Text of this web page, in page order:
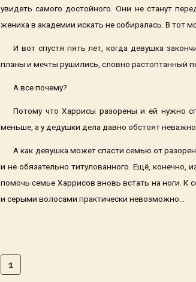
увидеть самого достойного. Они не станут
жениха в академии искать не собиралась. В тот
И вот спустя пять лет, когда девушка
планы и мечты рушились, словно растоптанный
А все почему?
Потому что Харрисы разорены и ей нужно
меньше, а у дедушки дела давно обстоят неважно.
А как девушка может спасти семью от
и не обязательно титулованного. Ещё,
помочь семье Харрисов вновь встать на ноги.
и серыми волосами практически невозможно...
1